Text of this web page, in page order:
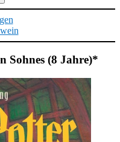
Sohnes (8 Jahre)*